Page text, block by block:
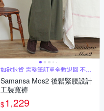
如欲退貨 需整筆訂單全數退回 不能
單退
Samansa Mos2 後鬆緊腰設計
工裝寬褲
$1,229